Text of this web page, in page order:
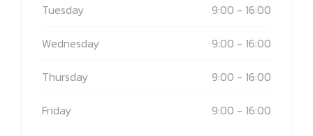
Tuesday
9:00 - 16:00
Wednesday
9:00 - 16:00
Thursday
9:00 - 16:00
Friday
9:00 - 16:00